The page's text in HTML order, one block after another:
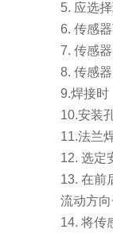
5. 应选
6. 传感
7. 传感
8. 传感
9.焊接时
10.安装
11.法兰
12. 选定
13. 在前
流动方
14. 将传